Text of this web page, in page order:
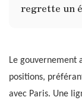
regrette un
Le gouvernement
positions,
avec Paris. Une